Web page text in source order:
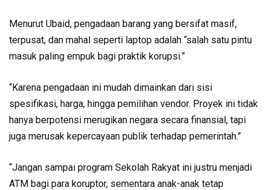
Menurut Ubaid, pengadaan barang yang bersifat masif,
terpusat, dan mahal seperti laptop adalah “salah satu pintu
masuk paling empuk bagi praktik korupsi.”
“Karena pengadaan ini mudah dimainkan dari sisi
spesifikasi, harga, hingga pemilihan vendor. Proyek ini tidak
hanya berpotensi merugikan negara secara finansial, tapi
juga merusak kepercayaan publik terhadap pemerintah.”
“Jangan sampai program Sekolah Rakyat ini justru menjadi
ATM bagi para koruptor, sementara anak-anak tetap